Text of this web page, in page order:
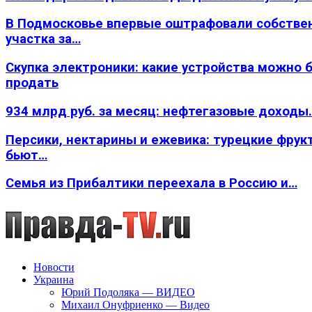
В Подмосковье впервые оштрафовали
участка за…
Скупка электроники: какие устройства можно
продать
934 млрд руб. за месяц: нефтегазовые
Персики, нектарины и ежевика: турецкие
бьют…
Семья из Прибалтики переехала в Россию и…
Новости
Украина
Юрий Подоляка — ВИДЕО
Михаил Онуфриенко — Видео